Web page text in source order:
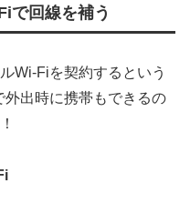
で回線を補う
Wi-Fiを契約するという
出時に携帯もできるの